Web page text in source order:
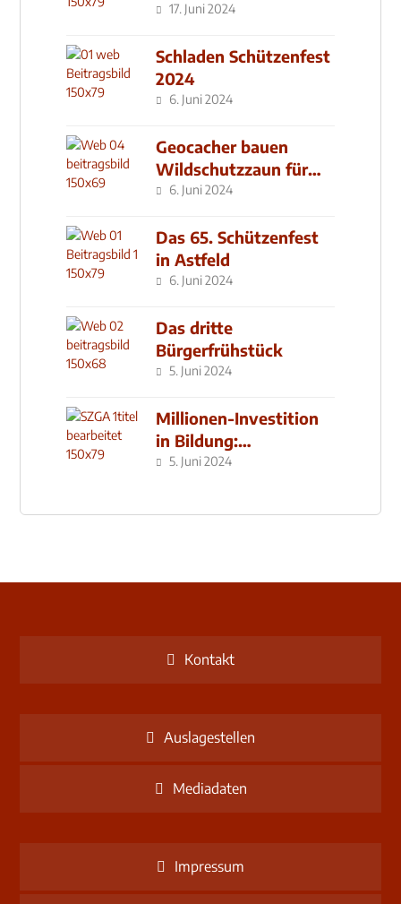
17. Juni 2024
Schladen Schützenfest
2024
6. Juni 2024
Geocacher bauen
Wildschutzzaun für
den MachMit! Wald
6. Juni 2024
Das 65. Schützenfest
in Astfeld
6. Juni 2024
Das dritte
Bürgerfrühstück
5. Juni 2024
Millionen-Investition
in Bildung:
Schulzentrum-Neubau
5. Juni 2024
Kontakt
Auslagestellen
Mediadaten
Impressum